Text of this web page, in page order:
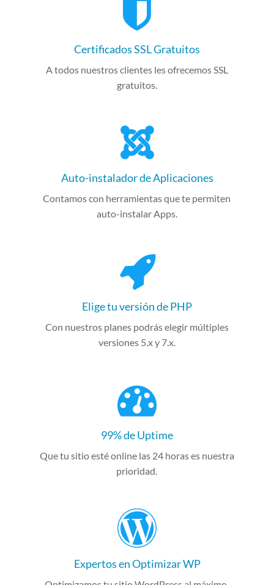
Certificados SSL Gratuitos
A todos nuestros clientes les ofrecemos SSL
gratuitos.
Auto-instalador de Aplicaciones
Contamos con herramientas que te permiten
auto-instalar Apps.
Elige tu versión de PHP
Con nuestros planes podrás elegir múltiples
versiones 5.x y 7.x.
99% de Uptime
Que tu sitio esté online las 24 horas es nuestra
prioridad.
Expertos en Optimizar WP